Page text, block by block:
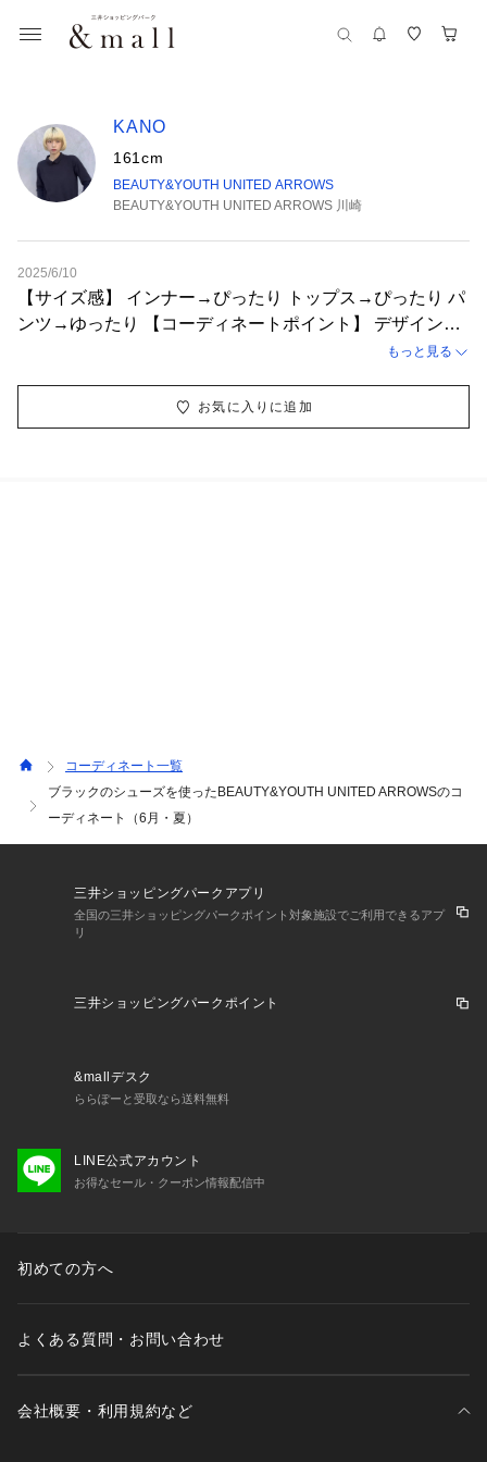
KANO
161cm
BEAUTY&YOUTH UNITED ARROWS
BEAUTY&YOUTH UNITED ARROWS 川崎
2025/6/10
【サイズ感】 インナー→ぴったり トップス→ぴったり パ
ンツ→ゆったり 【コーディネートポイント】 デザイン性
のあるパンツを使ったカジュアルコーディネートです。パ
ました。トップスは前後2wayでお使いいただけます。
もっと見る
お気に入りに追加
コーディネート一覧
ブラックのシューズを使ったBEAUTY&YOUTH UNITED ARROWSのコ
ーディネート（6月・夏）
三井ショッピングパークアプリ
全国の三井ショッピングパークポイント対象施設でご利用できるアプ
リ
三井ショッピングパークポイント
&mallデスク
ららぽーと受取なら送料無料
LINE公式アカウント
お得なセール・クーポン情報配信中
初めての方へ
よくある質問・お問い合わせ
会社概要・利用規約など